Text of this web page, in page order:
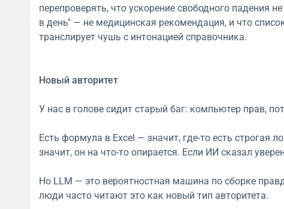
перепроверять, что ускорение свободного падения
в день" — не медицинская рекомендация, и что
транслирует чушь с интонацией справочника.
Новый авторитет
У нас в голове сидит старый баг: компьютер прав,
Есть формула в Excel — значит, где-то есть строгая
значит, он на что-то опирается. Если ИИ сказал
Но LLM — это вероятностная машина по сборке
люди часто читают это как новый тип авторитета.